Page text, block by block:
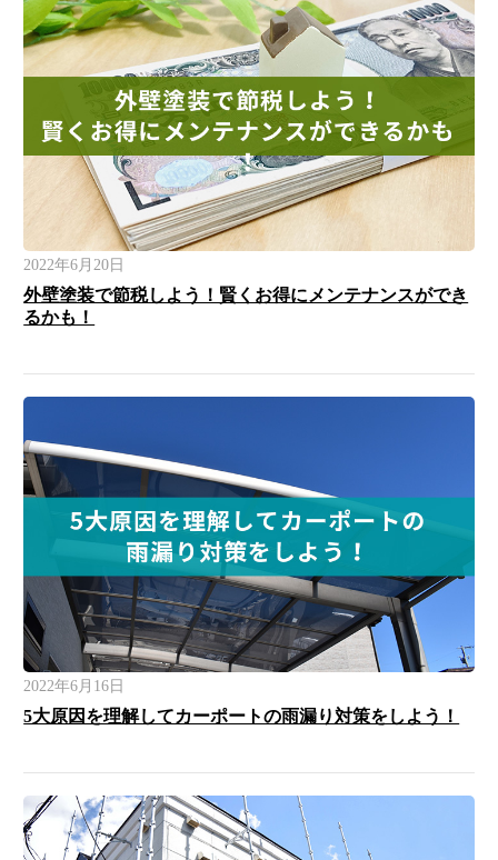
2022年6月20日
外壁塗装で節税しよう！賢くお得にメンテナンスができ
るかも！
2022年6月16日
5大原因を理解してカーポートの雨漏り対策をしよう！